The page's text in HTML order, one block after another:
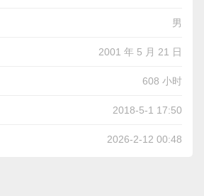
男
2001 年 5 月 21 日
608 小时
2018-5-1 17:50
2026-2-12 00:48